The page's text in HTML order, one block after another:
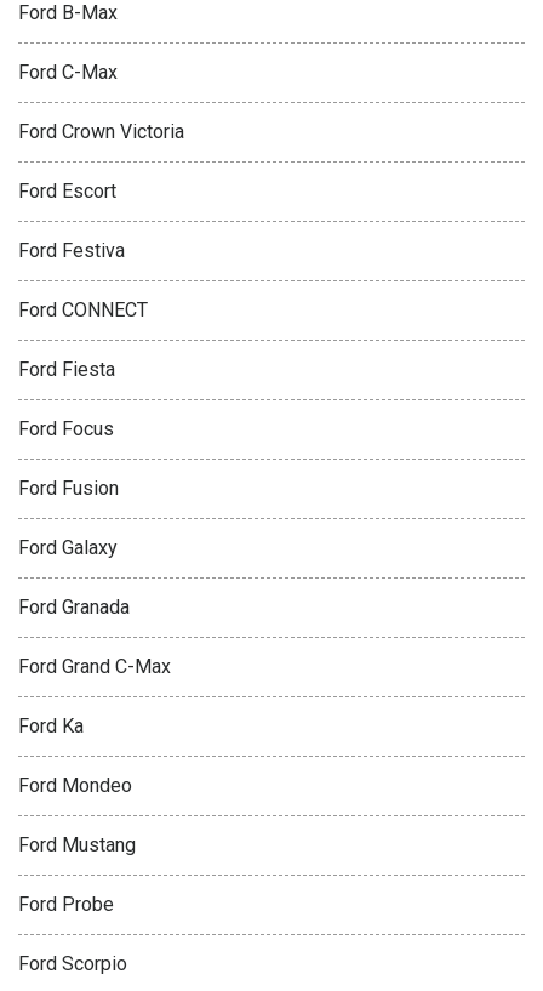
Ford B-Max
Ford C-Max
Ford Crown Victoria
Ford Escort
Ford Festiva
Ford CONNECT
Ford Fiesta
Ford Focus
Ford Fusion
Ford Galaxy
Ford Granada
Ford Grand C-Max
Ford Ka
Ford Mondeo
Ford Mustang
Ford Probe
Ford Scorpio